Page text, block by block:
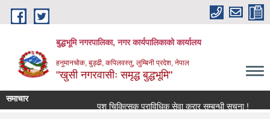
Skip to main content
बुद्धभूमि नगरपालिका, नगर कार्यपालिकाको कार्यालय
हनुमानचोक, बुड्ढी, कपिलवस्तु, लुम्बिनी प्रदेश, नेपाल
"खुसी नगरवासीः समृद्ध बुद्धभूमि"
समाचार
पशु चिकित्सक प्राविधिक सेवा करार सम्बन्धी सूचना !